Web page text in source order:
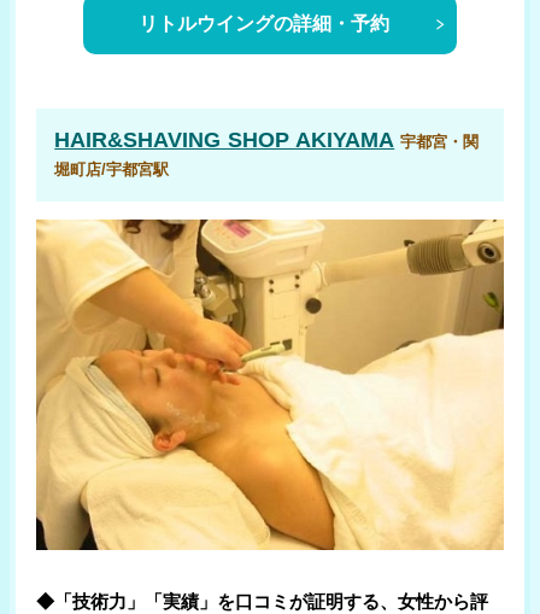
リトルウイングの詳細・予約
HAIR&SHAVING SHOP AKIYAMA 宇都宮・関
堀町店/宇都宮駅
◆「技術力」「実績」を口コミが証明する、女性から評